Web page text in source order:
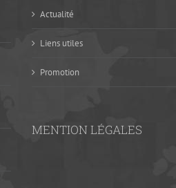
Actualité
Liens utiles
Promotion
MENTION LÉGALES